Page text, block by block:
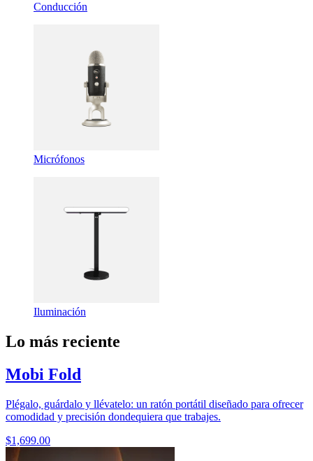
Conducción
Micrófonos
Iluminación
Lo más reciente
Mobi Fold
Plégalo, guárdalo y llévatelo: un ratón portátil diseñado para ofrecer
comodidad y precisión dondequiera que trabajes.
$1,699.00